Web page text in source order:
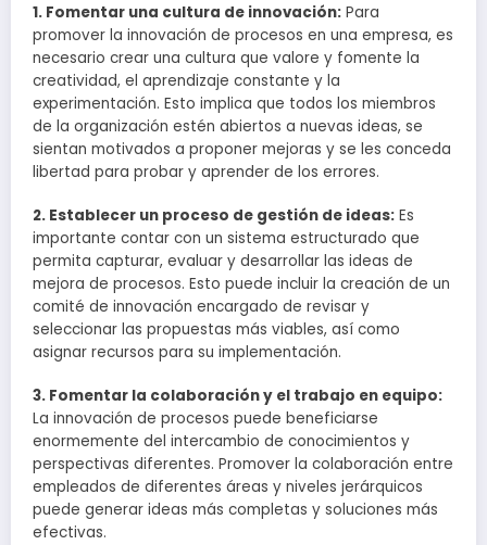
1. Fomentar una cultura de innovación: Para
promover la innovación de procesos en una empresa, es
necesario crear una cultura que valore y fomente la
creatividad, el aprendizaje constante y la
experimentación. Esto implica que todos los miembros
de la organización estén abiertos a nuevas ideas, se
sientan motivados a proponer mejoras y se les conceda
libertad para probar y aprender de los errores.
2. Establecer un proceso de gestión de ideas: Es
importante contar con un sistema estructurado que
permita capturar, evaluar y desarrollar las ideas de
mejora de procesos. Esto puede incluir la creación de un
comité de innovación encargado de revisar y
seleccionar las propuestas más viables, así como
asignar recursos para su implementación.
3. Fomentar la colaboración y el trabajo en equipo:
La innovación de procesos puede beneficiarse
enormemente del intercambio de conocimientos y
perspectivas diferentes. Promover la colaboración entre
empleados de diferentes áreas y niveles jerárquicos
puede generar ideas más completas y soluciones más
efectivas.